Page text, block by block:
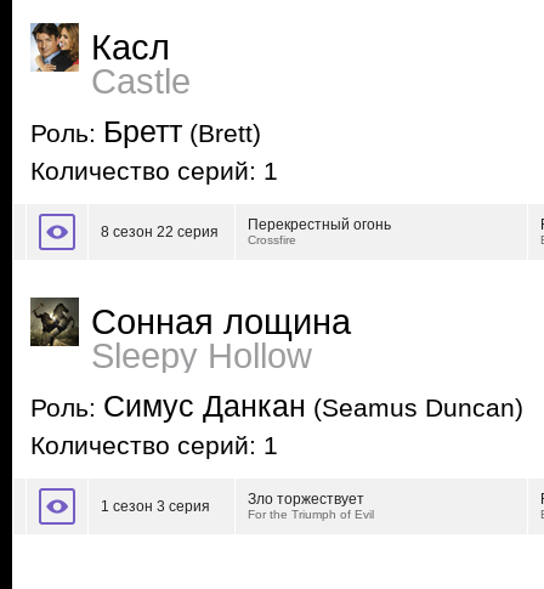
Касл
Castle
Роль: Бретт (Brett)
Количество серий: 1
8 сезон 22 серия Перекрестный огонь
Crossfire
Сонная лощина
Sleepy Hollow
Роль: Симус Данкан (Seamus Duncan)
Количество серий: 1
1 сезон 3 серия Зло торжествует
For the Triumph of Evil